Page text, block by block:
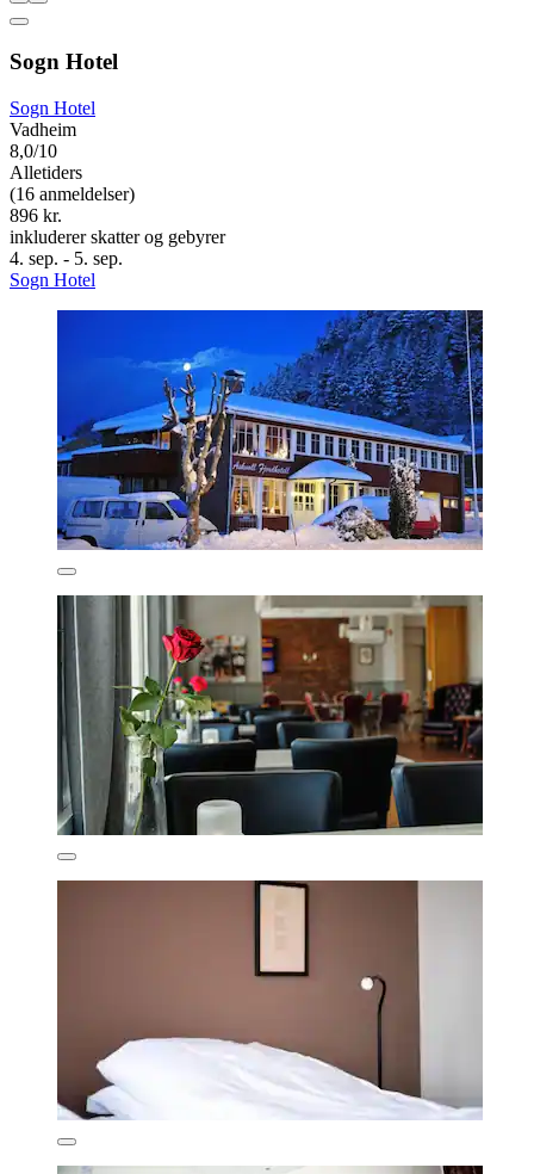
Sogn Hotel
Sogn Hotel
Vadheim
8,0/10
Alletiders
(16 anmeldelser)
896 kr.
inkluderer skatter og gebyrer
4. sep. - 5. sep.
Sogn Hotel